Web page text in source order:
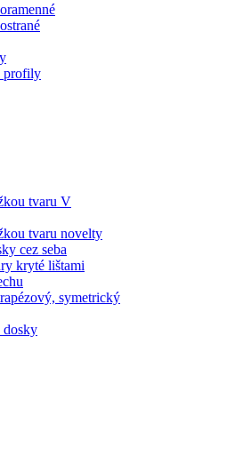
profily
tvaru V
tvaru novelty
cez seba
kryté lištami
symetrický
dosky